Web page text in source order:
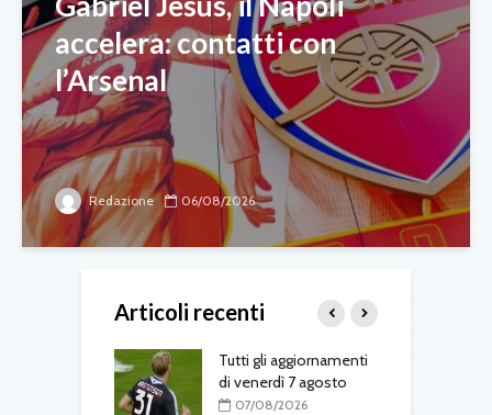
accelera: contatti con
l’Arsenal
Redazione 06/08/2026
Articoli recenti
Tutti gli aggiornamenti
di venerdì 7 agosto
07/08/2026